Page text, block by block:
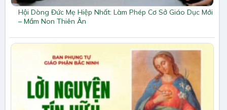
Hội Dòng Đức Mẹ Hiệp Nhất: Làm Phép Cơ Sở Giáo Dục Mới
– Mầm Non Thiên Ân